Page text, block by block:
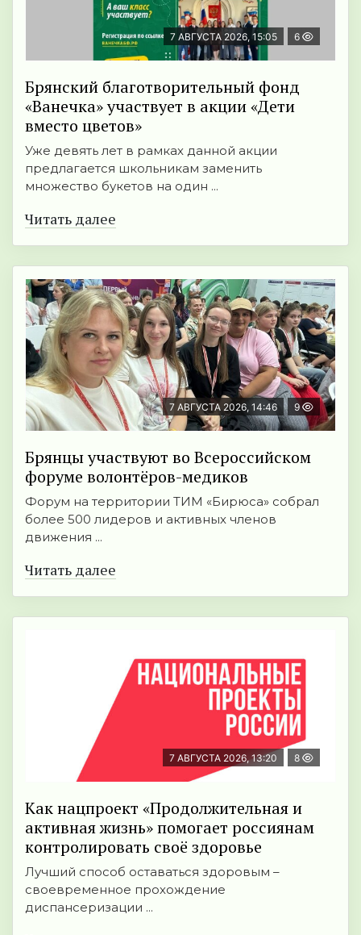
7 АВГУСТА 2026, 15:05 6
Брянский благотворительный фонд
«Ванечка» участвует в акции «Дети
вместо цветов»
Уже девять лет в рамках данной акции
предлагается школьникам заменить
множество букетов на один ...
Читать далее
7 АВГУСТА 2026, 14:46 9
Брянцы участвуют во Всероссийском
форуме волонтёров-медиков
Форум на территории ТИМ «Бирюса» собрал
более 500 лидеров и активных членов
движения ...
Читать далее
7 АВГУСТА 2026, 13:20 8
Как нацпроект «Продолжительная и
активная жизнь» помогает россиянам
контролировать своё здоровье
Лучший способ оставаться здоровым –
своевременное прохождение
диспансеризации ...